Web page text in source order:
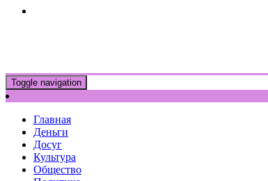
Toggle navigation
Главная
Деньги
Досуг
Культура
Общество